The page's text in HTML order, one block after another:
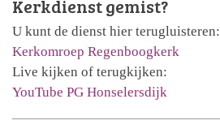
Kerkdienst gemist?
U kunt de dienst hier terugluisteren:
Kerkomroep Regenboogkerk
Live kijken of terugkijken:
YouTube PG Honselersdijk